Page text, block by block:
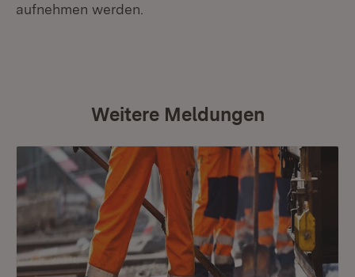
aufnehmen werden.
Weitere Meldungen